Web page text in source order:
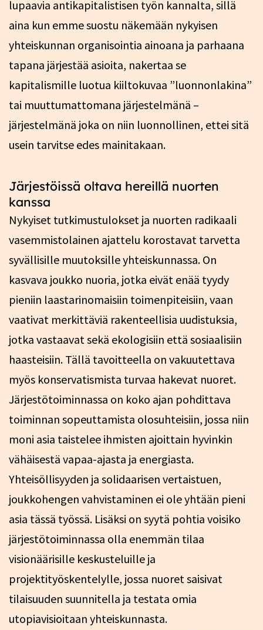
lupaavia antikapitalistisen työn kannalta, sillä
aina kun emme suostu näkemään nykyisen
yhteiskunnan organisointia ainoana ja parhaana
tapana järjestää asioita, nakertaa se
kapitalismille luotua kiiltokuvaa ”luonnonlakina”
tai muuttumattomana järjestelmänä –
järjestelmänä joka on niin luonnollinen, ettei sitä
usein tarvitse edes mainitakaan.
Järjestöissä oltava hereillä nuorten
kanssa
Nykyiset tutkimustulokset ja nuorten radikaali
vasemmistolainen ajattelu korostavat tarvetta
syvällisille muutoksille yhteiskunnassa. On
kasvava joukko nuoria, jotka eivät enää tyydy
pieniin laastarinomaisiin toimenpiteisiin, vaan
vaativat merkittäviä rakenteellisia uudistuksia,
jotka vastaavat sekä ekologisiin että sosiaalisiin
haasteisiin. Tällä tavoitteella on vakuutettava
myös konservatismista turvaa hakevat nuoret.
Järjestötoiminnassa on koko ajan pohdittava
toiminnan sopeuttamista olosuhteisiin, jossa niin
moni asia taistelee ihmisten ajoittain hyvinkin
vähäisestä vapaa-ajasta ja energiasta.
Yhteisöllisyyden ja solidaarisen vertaistuen,
joukkohengen vahvistaminen ei ole yhtään pieni
asia tässä työssä. Lisäksi on syytä pohtia voisiko
järjestötoiminnassa olla enemmän tilaa
visionäärisille keskusteluille ja
projektityöskentelylle, jossa nuoret saisivat
tilaisuuden suunnitella ja testata omia
utopiavisioitaan yhteiskunnasta.